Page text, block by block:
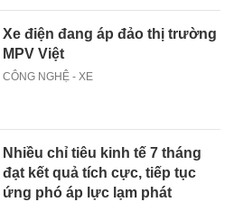
Xe điện đang áp đảo thị trường
MPV Việt
CÔNG NGHỆ - XE
Nhiều chỉ tiêu kinh tế 7 tháng
đạt kết quả tích cực, tiếp tục
ứng phó áp lực lạm phát